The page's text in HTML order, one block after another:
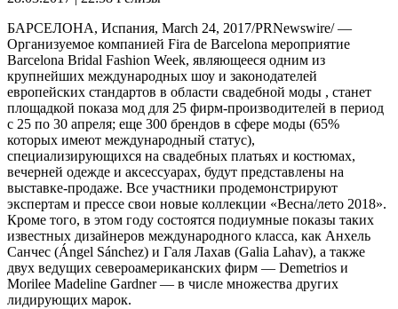
БАРСЕЛОНА, Испания, March 24, 2017/PRNewswire/ —
Организуемое компанией Fira de Barcelona мероприятие
Barcelona Bridal Fashion Week, являющееся одним из
крупнейших международных шоу и законодателей
европейских стандартов в области свадебной моды , станет
площадкой показа мод для 25 фирм-производителей в период
с 25 по 30 апреля; еще 300 брендов в сфере моды (65%
которых имеют международный статус),
специализирующихся на свадебных платьях и костюмах,
вечерней одежде и аксессуарах, будут представлены на
выставке-продаже. Все участники продемонстрируют
экспертам и прессе свои новые коллекции «Весна/лето 2018».
Кроме того, в этом году состоятся подиумные показы таких
известных дизайнеров международного класса, как Анхель
Санчес (Ángel Sánchez) и Галя Лахав (Galia Lahav), а также
двух ведущих североамериканских фирм ― Demetrios и
Morilee Madeline Gardner ― в числе множества других
лидирующих марок.